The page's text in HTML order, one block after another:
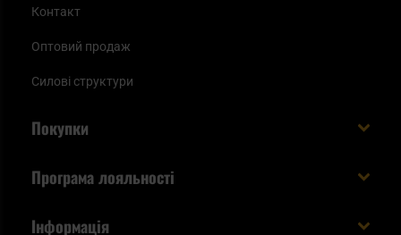
Контакт
Оптовий продаж
Силові структури
Покупки
Програма лояльності
Інформація